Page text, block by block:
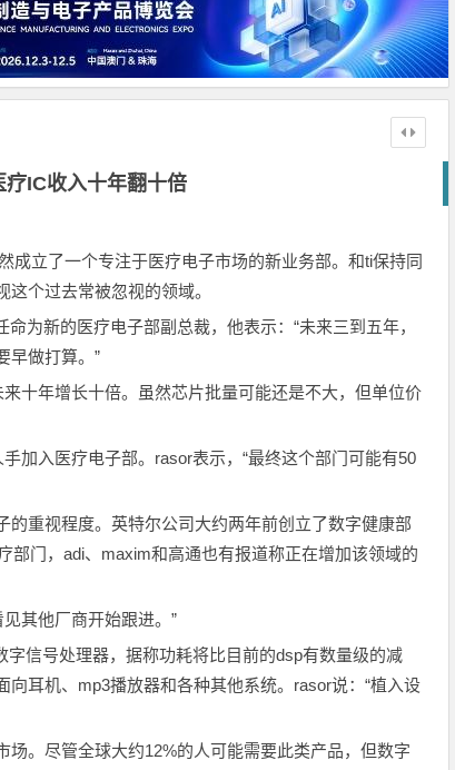
IC收入十年翻十倍
成立了一个专注于医疗电子市场的新业务部。和ti保持同
个过去常被忽视的领域。
为新的医疗电子部副总裁，他表示：“未来三到五年，
早做打算。”
十年增长十倍。虽然芯片批量可能还是不大，但单位价
加入医疗电子部。rasor表示，“最终这个部门可能有50
重视程度。英特尔公司大约两年前创立了数字健康部
部门，adi、maxim和高通也有报道称正在增加该领域的
其他厂商开始跟进。”
信号处理器，据称功耗将比目前的dsp有数量级的减
耳机、mp3播放器和各种其他系统。rasor说：“植入设
。尽管全球大约12%的人可能需要此类产品，但数字